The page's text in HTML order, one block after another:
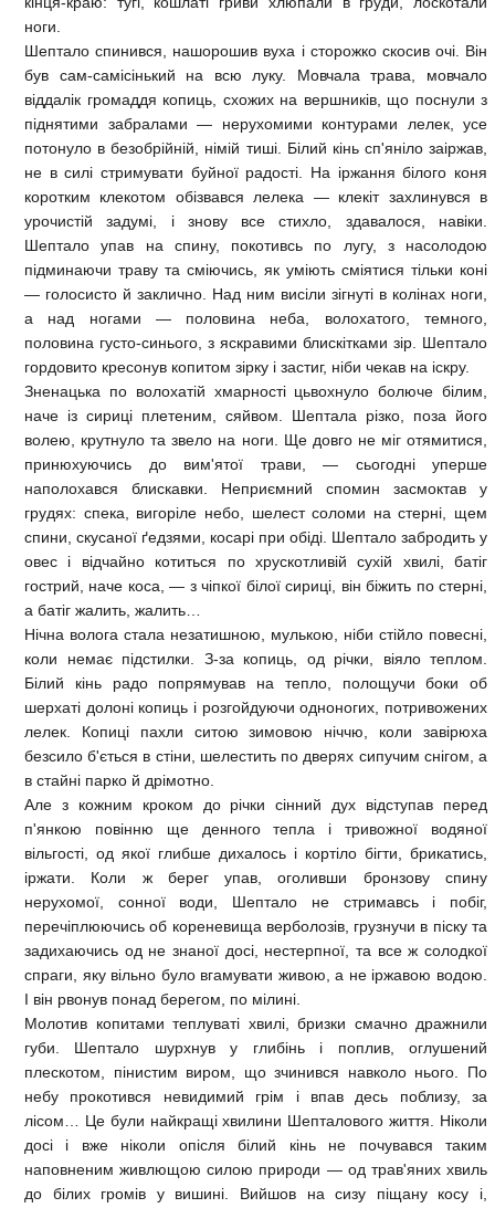
ноги.
Шептало спинився, нашорошив вуха і сторожко скосив очі. Він
був сам-самісінький на всю луку. Мовчала трава, мовчало
віддалік громаддя копиць, схожих на вершників, що поснули з
піднятими забралами — нерухомими контурами лелек, усе
потонуло в безобрійній, німій тиші. Білий кінь сп'яніло заіржав,
не в силі стримувати буйної радості. На іржання білого коня
коротким клекотом обізвався лелека — клекіт захлинувся в
урочистій задумі, і знову все стихло, здавалося, навіки.
Шептало упав на спину, покотивсь по лугу, з насолодою
підминаючи траву та сміючись, як уміють сміятися тільки коні
— голосисто й заклично. Над ним висіли зігнуті в колінах ноги,
а над ногами — половина неба, волохатого, темного,
половина густо-синього, з яскравими блискітками зір. Шептало
гордовито кресонув копитом зірку і застиг, ніби чекав на іскру.
Зненацька по волохатій хмарності цьвохнуло болюче білим,
наче із сириці плетеним, сяйвом. Шептала різко, поза його
волею, крутнуло та звело на ноги. Ще довго не міг отямитися,
принюхуючись до вим'ятої трави, — сьогодні уперше
наполохався блискавки. Неприємний спомин засмоктав у
грудях: спека, вигоріле небо, шелест соломи на стерні, щем
спини, скусаної ґедзями, косарі при обіді. Шептало забродить у
овес і відчайно котиться по хрускотливій сухій хвилі, батіг
гострий, наче коса, — з чіпкої білої сириці, він біжить по стерні,
а батіг жалить, жалить…
Нічна волога стала незатишною, мулькою, ніби стійло повесні,
коли немає підстилки. З-за копиць, од річки, віяло теплом.
Білий кінь радо попрямував на тепло, полощучи боки об
шерхаті долоні копиць і розгойдуючи одноногих, потривожених
лелек. Копиці пахли ситою зимовою ніччю, коли завірюха
безсило б'ється в стіни, шелестить по дверях сипучим снігом, а
в стайні парко й дрімотно.
Але з кожним кроком до річки сінний дух відступав перед
п'янкою повінню ще денного тепла і тривожної водяної
вільгості, од якої глибше дихалось і кортіло бігти, брикатись,
іржати. Коли ж берег упав, оголивши бронзову спину
нерухомої, сонної води, Шептало не стримавсь і побіг,
перечіплюючись об кореневища верболозів, грузнучи в піску та
задихаючись од не знаної досі, нестерпної, та все ж солодкої
спраги, яку вільно було вгамувати живою, а не іржавою водою.
І він рвонув понад берегом, по мілині.
Молотив копитами теплуваті хвилі, бризки смачно дражнили
губи. Шептало шурхнув у глибінь і поплив, оглушений
плескотом, пінистим виром, що зчинився навколо нього. По
небу прокотився невидимий грім і впав десь поблизу, за
лісом… Це були найкращі хвилини Шепталового життя. Ніколи
досі і вже ніколи опісля білий кінь не почувався таким
наповненим живлющою силою природи — од трав'яних хвиль
до білих громів у вишині. Вийшов на сизу піщану косу і,